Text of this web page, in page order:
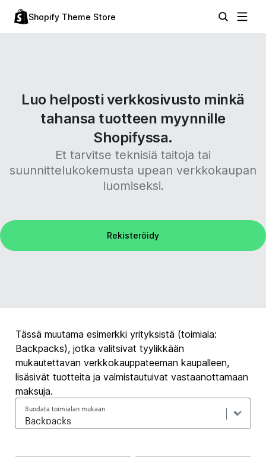
Shopify Theme Store
Luo helposti verkkosivusto minkä
tahansa tuotteen myynnille
Shopifyssa.
Et tarvitse teknisiä taitoja tai
suunnittelukokemusta upean verkkokaupan
luomiseksi.
Rekisteröidy
Tässä muutama esimerkki yrityksistä (toimiala:
Backpacks), jotka valitsivat tyylikkään
mukautettavan verkkokauppateeman kaupalleen,
lisäsivät tuotteita ja valmistautuivat vastaanottamaan
maksuja.
Suodata toimialan mukaan